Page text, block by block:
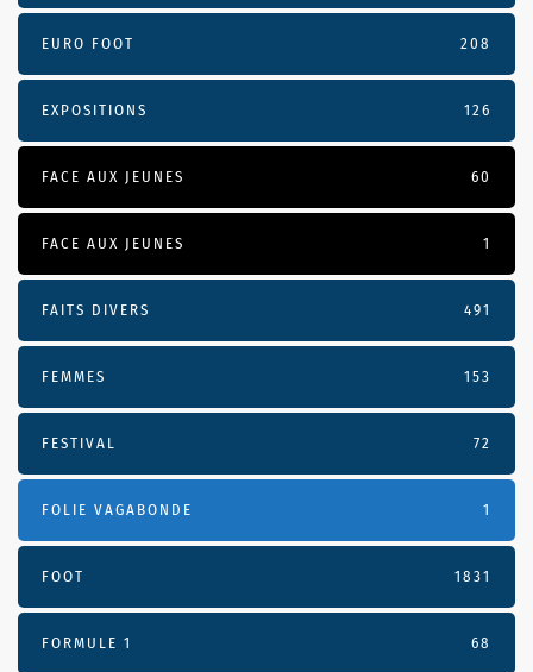
EURO FOOT 208
EXPOSITIONS 126
FACE AUX JEUNES 60
FACE AUX JEUNES 1
FAITS DIVERS 491
FEMMES 153
FESTIVAL 72
FOLIE VAGABONDE 1
FOOT 1831
FORMULE 1 68